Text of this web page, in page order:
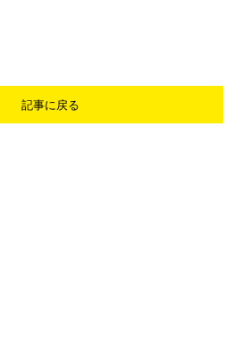
記事に戻る